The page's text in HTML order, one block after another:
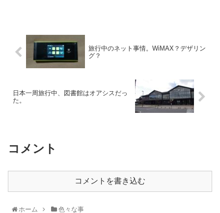
旅行中のネット事情。WiMAX？デザリン
グ？
日本一周旅行中、図書館はオアシスだっ
た。
コメント
コメントを書き込む
ホーム 色々な事